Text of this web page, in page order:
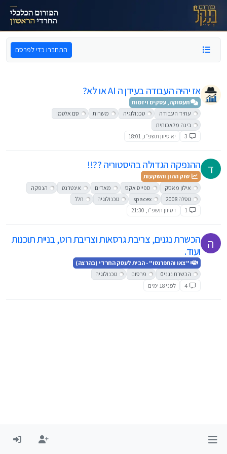
דילוג לתוכן
התחברו כדי לפרסם
אז יהיה העבודה בעידן ה AI או לא?
תעסוקה, עסקים ויזמות
עתיד העבודה
טכנולוגיה משרות
סם אלטמן
בינה מלאכותית
3
יא סיוון תשפ״ו, 18:01
ד ההנפקה הגדולה בהיסטוריה ??!!
שוק ההון והשקעות
אילון מאסק
ספייס אקס מאדים אינטרנט
הנפקה
טסלה 2008
spacex טכנולוגיה
חלל
1
ז סיוון תשפ״ו, 21:30
ה
הכשרת נגנים, צריבת גרסאות וצריבת רוט, בניית תוכנות
ועוד.
"צאו והתפרנסו" - הבית לעסק החרדי (בהרצה)
הכשרת נגני0
פרסום
טכנולוגיה
4
לפני 18 ימים